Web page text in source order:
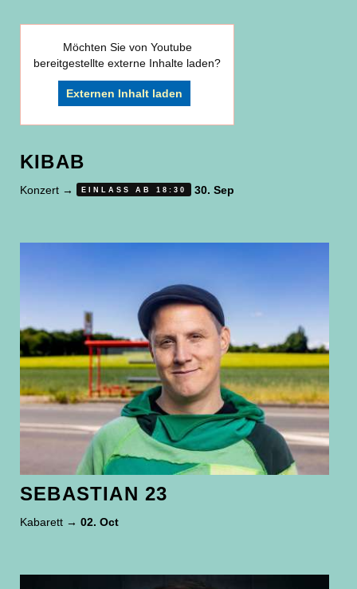
Möchten Sie von Youtube
bereitgestellte externe Inhalte laden?
Externen Inhalt laden
KIBAB
Konzert → EINLASS AB 18:30 30. Sep
SEBASTIAN 23
Kabarett → 02. Oct